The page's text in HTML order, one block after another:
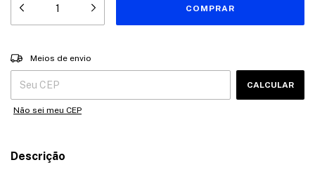
Entregas para o CEP:
Meios de envio
CALCULAR
Não sei meu CEP
Descrição